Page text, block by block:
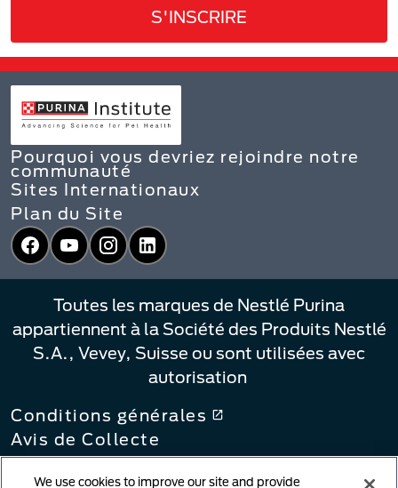
S'INSCRIRE
Pourquoi vous devriez rejoindre notre
communauté
Sites Internationaux
Plan du Site
Facebook
YouTubeInstagram
LinkedIn
Toutes les marques de Nestlé Purina
appartiennent à la Société des Produits Nestlé
S.A., Vevey, Suisse ou sont utilisées avec
autorisation
Conditions générales
Avis de Collecte
Politique de confidentialité
We use cookies to improve our site and provide